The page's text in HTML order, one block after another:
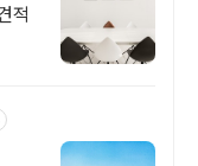
적